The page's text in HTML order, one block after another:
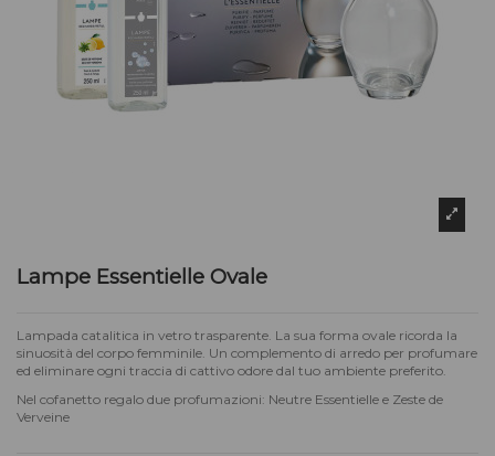
Lampe Essentielle Ovale
Lampada catalitica in vetro trasparente. La sua forma ovale ricorda la
sinuosità del corpo femminile. Un complemento di arredo per profumare
ed eliminare ogni traccia di cattivo odore dal tuo ambiente preferito.
Nel cofanetto regalo due profumazioni: Neutre Essentielle e Zeste de
Verveine